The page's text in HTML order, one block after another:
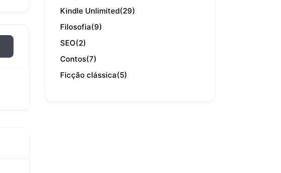
Kindle Unlimited(29)
Filosofia(9)
SEO(2)
Contos(7)
Ficção clássica(5)